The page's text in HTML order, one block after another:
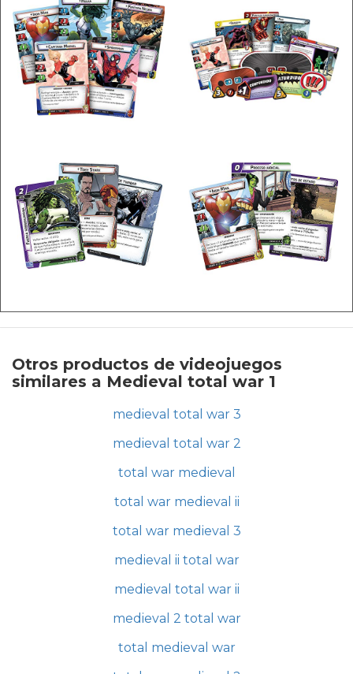
Otros productos de videojuegos
similares a Medieval total war 1
medieval total war 3
medieval total war 2
total war medieval
total war medieval ii
total war medieval 3
medieval ii total war
medieval total war ii
medieval 2 total war
total medieval war